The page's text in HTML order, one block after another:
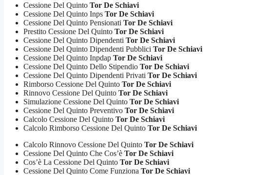
Cessione Del Quinto Tor De Schiavi
Cessione Del Quinto Inps Tor De Schiavi
Cessione Del Quinto Pensionati Tor De Schiavi
Prestito Cessione Del Quinto Tor De Schiavi
Cessione Del Quinto Dipendenti Tor De Schiavi
Cessione Del Quinto Dipendenti Pubblici Tor De Schiavi
Cessione Del Quinto Inpdap Tor De Schiavi
Cessione Del Quinto Dello Stipendio Tor De Schiavi
Cessione Del Quinto Dipendenti Privati Tor De Schiavi
Rimborso Cessione Del Quinto Tor De Schiavi
Rinnovo Cessione Del Quinto Tor De Schiavi
Simulazione Cessione Del Quinto Tor De Schiavi
Cessione Del Quinto Preventivo Tor De Schiavi
Calcolo Cessione Del Quinto Tor De Schiavi
Calcolo Rimborso Cessione Del Quinto Tor De Schiavi
Calcolo Rinnovo Cessione Del Quinto Tor De Schiavi
Cessione Del Quinto Che Cos’è Tor De Schiavi
Cos’è La Cessione Del Quinto Tor De Schiavi
Cessione Del Quinto Come Funziona Tor De Schiavi